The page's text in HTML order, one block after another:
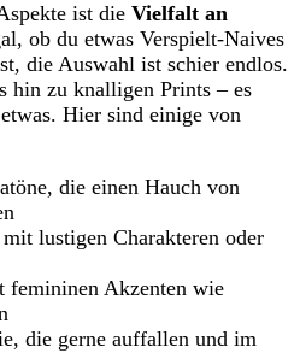
ist die Vielfalt an
ob du etwas ⁣Verspielt-Naives
die​ Auswahl‌ ist ‍schier endlos.
hin zu knalligen Prints –⁣ es
Hier ⁣sind einige von
die einen ⁣Hauch⁣ von
lustigen Charakteren oder
femininen Akzenten wie
die⁤ gerne ​auffallen und im